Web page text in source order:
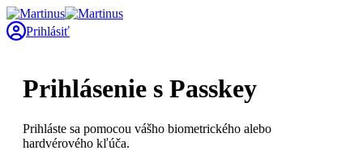
Prihlásiť
Prihlásenie s Passkey
Prihláste sa pomocou vášho biometrického alebo
hardvérového kľúča.